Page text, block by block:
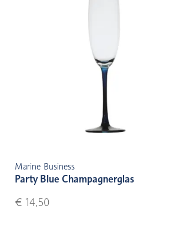
Marine Business
Party Blue Champagnerglas
€ 14,50